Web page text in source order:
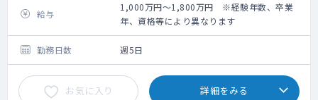
給与
1,000万円～1,800万円 ※経験年数、卒業
年、資格等により異なります
勤務日数 週5日
お気に入り 詳細をみる